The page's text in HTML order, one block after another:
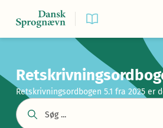
Retskrivningsordbogen 5.1 fra 2025 er